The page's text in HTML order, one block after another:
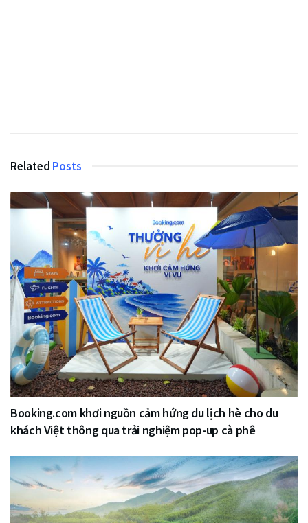
Related Posts
Booking.com khơi nguồn cảm hứng du lịch hè cho du
khách Việt thông qua trải nghiệm pop-up cà phê